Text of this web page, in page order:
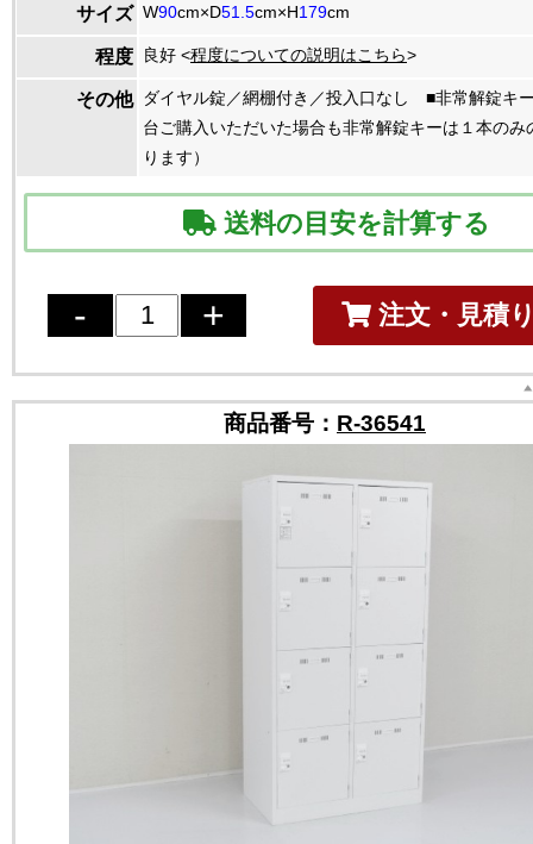
サイズ W90cm×D51.5cm×H179cm
程度 良好 <程度についての説明はこちら>
その他
ダイヤル錠／網棚付き／投入口なし ■非常解錠キ
台ご購入いただいた場合も非常解錠キーは１本のみ
ります）
送料の目安を計算する
注文・見積
商品番号： R-36541